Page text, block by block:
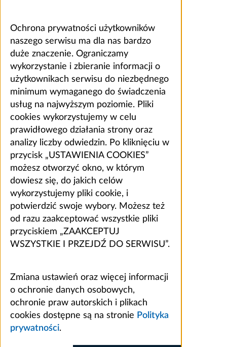
Ochrona prywatności użytkowników
naszego serwisu ma dla nas bardzo
duże znaczenie. Ograniczamy
wykorzystanie i zbieranie informacji o
użytkownikach serwisu do niezbędnego
minimum wymaganego do świadczenia
usług na najwyższym poziomie. Pliki
cookies wykorzystujemy w celu
prawidłowego działania strony oraz
analizy liczby odwiedzin. Po kliknięciu w
przycisk „USTAWIENIA COOKIES”
możesz otworzyć okno, w którym
dowiesz się, do jakich celów
wykorzystujemy pliki cookie, i
potwierdzić swoje wybory. Możesz też
od razu zaakceptować wszystkie pliki
przyciskiem „ZAAKCEPTUJ
WSZYSTKIE I PRZEJDŹ DO SERWISU”.
Zmiana ustawień oraz więcej informacji
o ochronie danych osobowych,
ochronie praw autorskich i plikach
cookies dostępne są na stronie Polityka
prywatności.